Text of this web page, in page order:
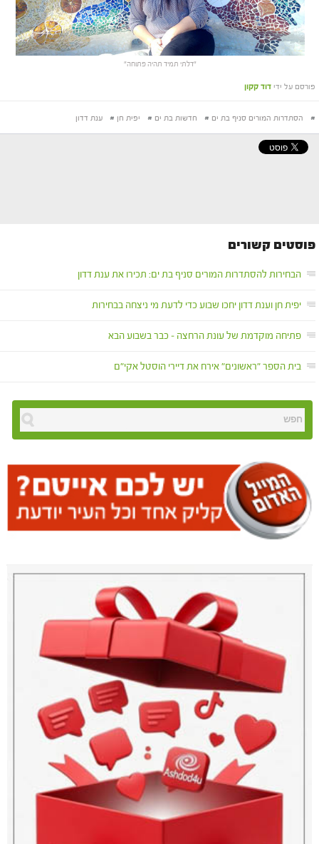
"דלתי תמיד תהיה פתוחה"
פורסם על ידי דוד קקון
# הסתדרות המורים סניף בת ים # חדשות בת ים # יפית חן # ענת דדון
פוסטים קשורים
הבחירות להסתדרות המורים סניף בת ים: תכירו את ענת דדון
יפית חן וענת דדון יחכו שבוע כדי לדעת מי ניצחה בבחירות
פתיחה מוקדמת של עונת הרחצה – כבר בשבוע הבא
בית הספר "ראשונים" אירח את דיירי הוסטל אקי"ם